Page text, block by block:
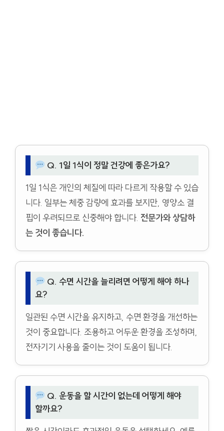
Q. 1일 1식이 정말 건강에 좋은가요?
1일 1식은 개인의 체질에 따라 다르게 작용할 수 있습
니다. 일부는 체중 감량에 효과를 보지만, 영양소 결
핍이 우려되므로 신중해야 합니다. 전문가와 상담하
는 것이 좋습니다.
Q. 수면 시간을 늘리려면 어떻게 해야 하나
요?
일관된 수면 시간을 유지하고, 수면 환경을 개선하는
것이 중요합니다. 조용하고 어두운 환경을 조성하며,
전자기기 사용을 줄이는 것이 도움이 됩니다.
Q. 운동을 할 시간이 없는데 어떻게 해야
할까요?